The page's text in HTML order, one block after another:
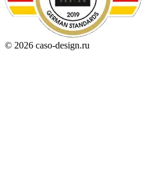
© 2026 caso-design.ru